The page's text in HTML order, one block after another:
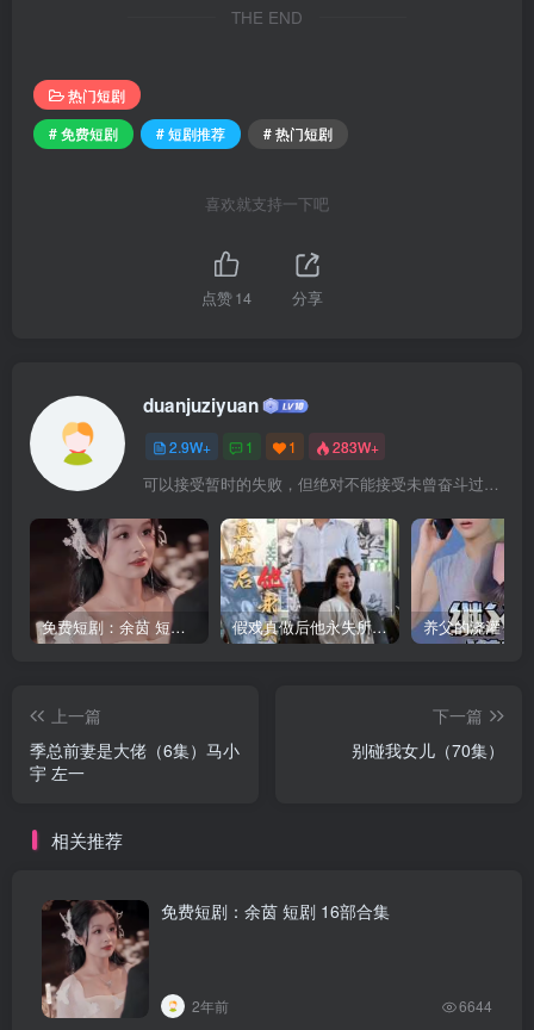
THE END
热门短剧
# 免费短剧
# 短剧推荐 # 热门短剧
喜欢就支持一下吧
点赞14 分享
duanjuziyuan
2.9W+ 1 1 283W+
可以接受暂时的失败，但绝对不能接受未曾奋斗过的自己
免费短剧：余茵 短剧 16部合集 假戏真做后他永失所爱（60集）程澄＆杨珞仟
上一篇
季总前妻是大佬（6集）马小
宇 左一
下一篇
别碰我女儿（70集）
相关推荐
免费短剧：余茵 短剧 16部合集
2年前 6644